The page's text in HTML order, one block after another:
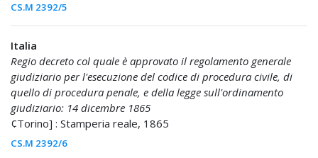
CS.M 2392/5
Italia
Regio decreto col quale è approvato il regolamento generale
giudiziario per l'esecuzione del codice di procedura civile, di
quello di procedura penale, e della legge sull'ordinamento
giudiziario: 14 dicembre 1865
¢Torino] : Stamperia reale, 1865
CS.M 2392/6